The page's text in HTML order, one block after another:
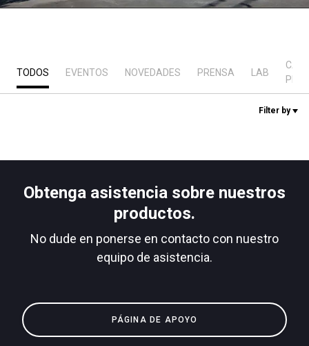
TODOS EVENTOS NOVEDADES PRENSA LAB
Filter by
Obtenga asistencia sobre nuestros
productos.
No dude en ponerse en contacto con nuestro
equipo de asistencia.
PÁGINA DE APOYO
Productos
Sostenibilidad
Contacto